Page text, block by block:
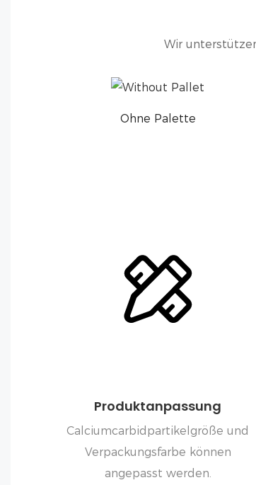
Wir
Ohne Palette
Produktanpassung
Calciumcarbidpartikelgröße und
Verpackungsfarbe können
angepasst werden.